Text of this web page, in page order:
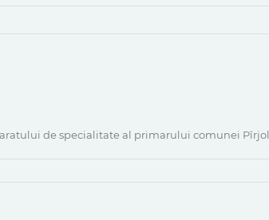
de specialitate al primarului comunei